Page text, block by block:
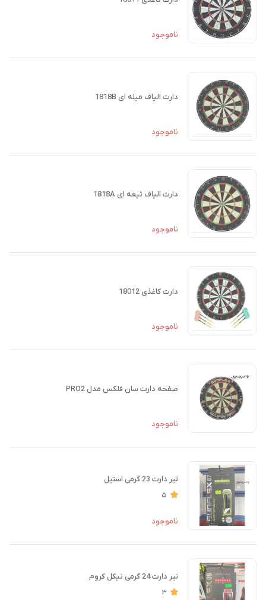
ناموجود
دارت الیاف میله ای 1818B
ناموجود
دارت الیاف تیغه ای 1818A
ناموجود
دارت کاغذی 18012
ناموجود
صفحه دارت سان فلکس مدل PRO2
ناموجود
تیر دارت 23 گرمی استیل
5
ناموجود
تیر دارت 24 گرمی نیکل کروم
3